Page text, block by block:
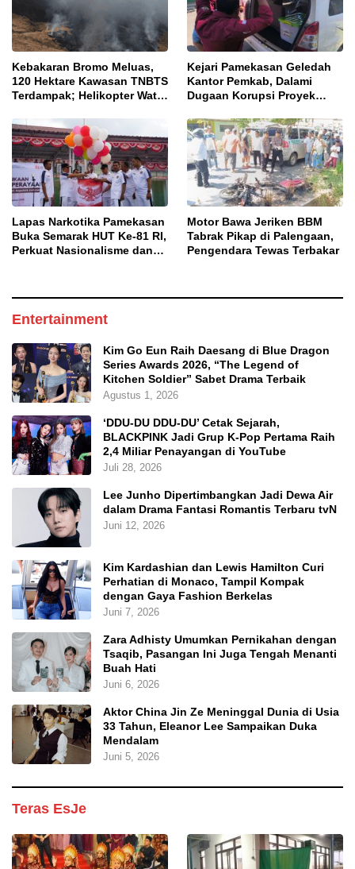
Kebakaran Bromo Meluas,
120 Hektare Kawasan TNBTS
Terdampak; Helikopter Water
Kejari Pamekasan Geledah
Kantor Pemkab, Dalami
Dugaan Korupsi Proyek
Lapas Narkotika Pamekasan
Buka Semarak HUT Ke-81 RI,
Perkuat Nasionalisme dan
Motor Bawa Jeriken BBM
Tabrak Pikap di Palengaan,
Pengendara Tewas Terbakar
Entertainment
Kim Go Eun Raih Daesang di Blue Dragon
Series Awards 2026, “The Legend of
Kitchen Soldier” Sabet Drama Terbaik
Agustus 1, 2026
‘DDU-DU DDU-DU’ Cetak Sejarah,
BLACKPINK Jadi Grup K-Pop Pertama Raih
2,4 Miliar Penayangan di YouTube
Juli 28, 2026
Lee Junho Dipertimbangkan Jadi Dewa Air
dalam Drama Fantasi Romantis Terbaru tvN
Juni 12, 2026
Kim Kardashian dan Lewis Hamilton Curi
Perhatian di Monaco, Tampil Kompak
dengan Gaya Fashion Berkelas
Juni 7, 2026
Zara Adhisty Umumkan Pernikahan dengan
Tsaqib, Pasangan Ini Juga Tengah Menanti
Buah Hati
Juni 6, 2026
Aktor China Jin Ze Meninggal Dunia di Usia
33 Tahun, Eleanor Lee Sampaikan Duka
Mendalam
Juni 5, 2026
Teras EsJe